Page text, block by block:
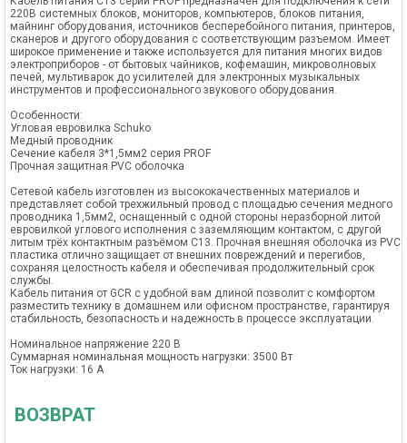
220В системных блоков, мониторов, компьютеров, блоков питания,
майнинг оборудования, источников бесперебойного питания, принтеров,
сканеров и другого оборудования с соответствующим разъемом. Имеет
широкое применение и также используется для питания многих видов
электроприборов - от бытовых чайников, кофемашин, микроволновых
печей, мультиварок до усилителей для электронных музыкальных
инструментов и профессионального звукового оборудования.
Особенности:
Угловая евровилка Schuko
Медный проводник
Сечение кабеля 3*1,5мм2 серия PROF
Прочная защитная PVC оболочка
Сетевой кабель изготовлен из высококачественных материалов и
представляет собой трехжильный провод с площадью сечения медного
проводника 1,5мм2, оснащенный с одной стороны неразборной литой
евровилкой углового исполнения с заземляющим контактом, с другой
литым трёх контактным разъёмом C13. Прочная внешняя оболочка из PVC
пластика отлично защищает от внешних повреждений и перегибов,
сохраняя целостность кабеля и обеспечивая продолжительный срок
службы.
Кабель питания от GCR с удобной вам длиной позволит с комфортом
разместить технику в домашнем или офисном пространстве, гарантируя
стабильность, безопасность и надежность в процессе эксплуатации.
Номинальное напряжение 220 В
Суммарная номинальная мощность нагрузки: 3500 Вт
Ток нагрузки: 16 А
ВОЗВРАТ